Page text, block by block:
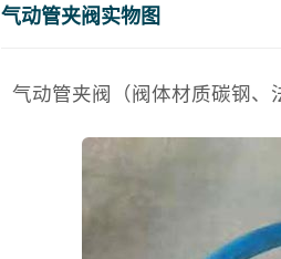
气动管夹阀实物图
气动管夹阀（阀体材质碳钢